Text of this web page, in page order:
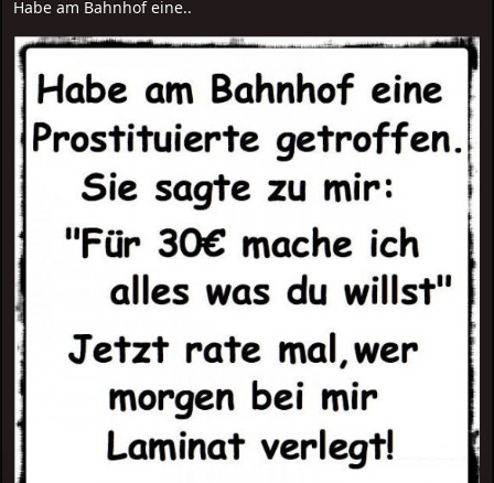
Habe am Bahnhof eine..